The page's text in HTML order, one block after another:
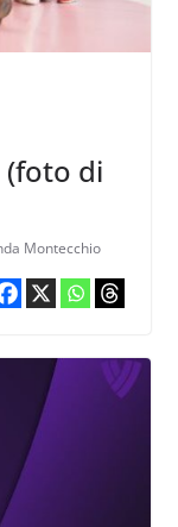
(foto di
Montecchio